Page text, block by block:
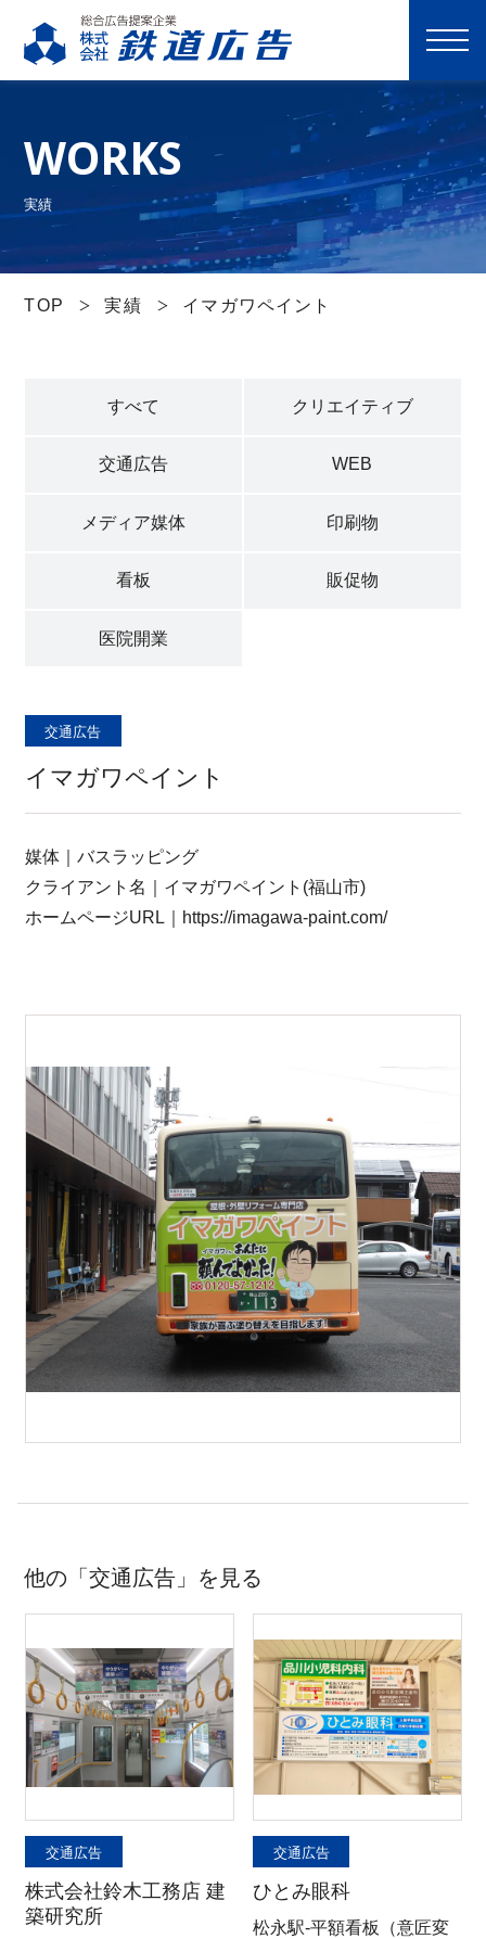
M
E
お問い合わせ
選ばれる理由
サービス一覧
WORKS
実績
TOP 実績 イマガワペイント
すべて クリエイティブ
交通広告 WEB
メディア媒体 印刷物
看板 販促物
医院開業
交通広告
イマガワペイント
媒体｜バスラッピング
クライアント名｜イマガワペイント(福山市)
ホームページURL｜https://imagawa-paint.com/
他の「交通広告」を見る
交通広告
株式会社鈴木工務店 建
築研究所
交通広告
ひとみ眼科
松永駅-平額看板（意匠変